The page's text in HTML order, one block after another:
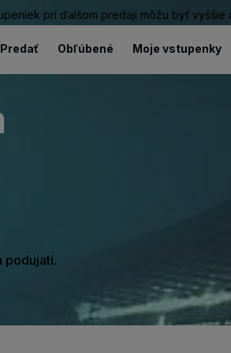
pri ďalšom predaji môžu byť vyššie
Predať Obľúbené Moje vstupenky
podujatí.